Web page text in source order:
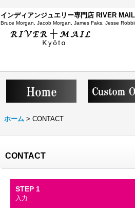
インディアンジュエリー専門店 RIVER
Bruce Morgan, Jacob Morgan, James Faks, Jesse
ホーム > CONTACT
CONTACT
STEP 1
入力